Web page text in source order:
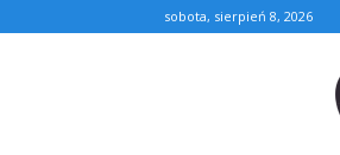
sobota, sierpień 8, 2026